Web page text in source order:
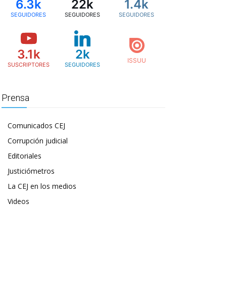
6.3k
SEGUIDORES
22k
SEGUIDORES
1.4k
SEGUIDORES
3.1k
SUSCRIPTORES
2k
SEGUIDORES
Prensa
Comunicados CEJ
Corrupción judicial
Editoriales
Justiciómetros
La CEJ en los medios
Videos